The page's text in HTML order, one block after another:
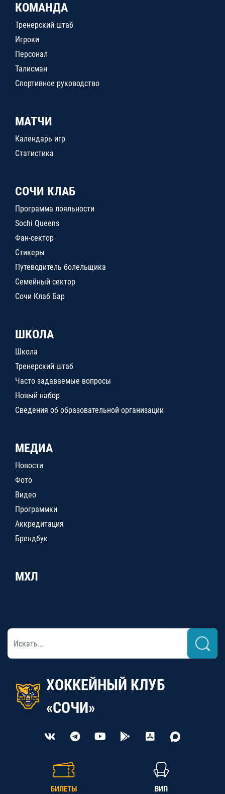
КОМАНДА
Тренерский штаб
Игроки
Персонал
Талисман
Спортивное руководство
МАТЧИ
Календарь игр
Статистика
СОЧИ КЛАБ
Программа лояльности
Sochi Queens
Фан-сектор
Стикеры
Путеводитель болельщика
Семейный сектор
Сочи Клаб Бар
ШКОЛА
Школа
Тренерский штаб
Часто задаваемые вопросы
Новый набор
Сведения об образовательной организации
МЕДИА
Новости
Фото
Видео
Программки
Аккредитация
Брендбук
МХЛ
ХОККЕЙНЫЙ КЛУБ
«СОЧИ»
БИЛЕТЫ ВИП